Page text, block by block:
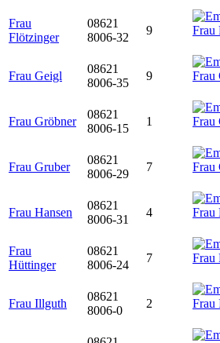
Frau
Flötzinger
08621
8006-32
9
Frau Geigl
08621
8006-35
9
Frau Gröbner
08621
8006-15
1
Frau Gruber
08621
8006-29
7
Frau Hansen
08621
8006-31
4
Frau
Hüttinger
08621
8006-24
7
Frau Illguth
08621
8006-0
2